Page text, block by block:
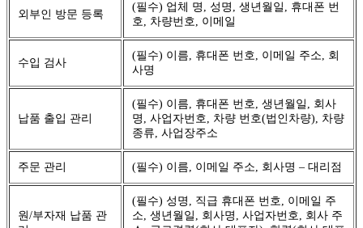
외부인 방문 등록
(필수) 업체 명, 성명, 생년월일, 휴대폰 번
호, 차량번호, 이메일
수입 검사
(필수) 이름, 휴대폰 번호, 이메일 주소, 회
사명
납품 출입 관리
(필수) 이름, 휴대폰 번호, 생년월일, 회사
명, 사업자번호, 차량 번호(법인차량), 차량
종류, 사업장주소
주문 관리 (필수) 이름, 이메일 주소, 회사명 – 대리점
원/부자재 납품 관
(필수) 성명, 직급 휴대폰 번호, 이메일 주
소, 생년월일, 회사명, 사업자번호, 회사 주